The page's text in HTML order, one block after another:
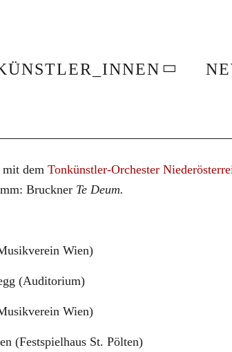
mit demTonkünstler-Orchester
Bruckner Te Deum.
Wien)
(Auditorium)
Wien)
(Festspielhaus St. Pölten)